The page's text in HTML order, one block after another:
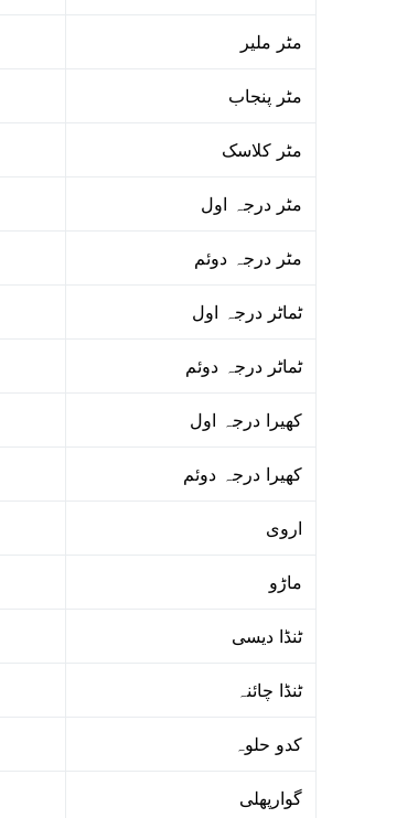
مٹر ملیر
مٹر پنجاب
مٹر کلاسک
مٹر درجہ اول
مٹر درجہ دوئم
ٹماٹر درجہ اول
ٹماٹر درجہ دوئم
کھیرا درجہ اول
کھیرا درجہ دوئم
اروی
ماڑو
ٹنڈا دیسی
ٹنڈا چائنہ
کدو حلوہ
گوارپھلی